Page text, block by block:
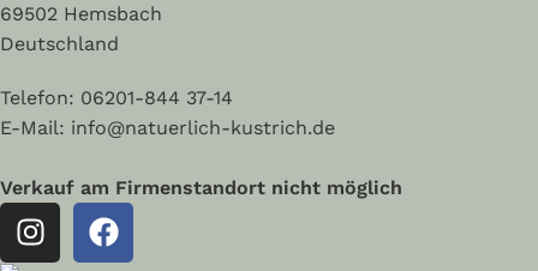
69502 Hemsbach
Deutschland
Telefon: 06201-844 37-14
E-Mail: info@natuerlich-kustrich.de
Verkauf am Firmenstandort nicht möglich